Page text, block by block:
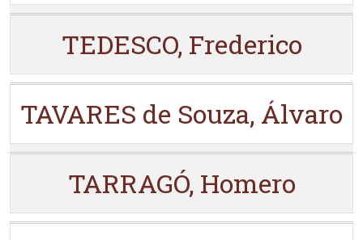
TEDESCO, Frederico
TAVARES de Souza, Álvaro
TARRAGÓ, Homero